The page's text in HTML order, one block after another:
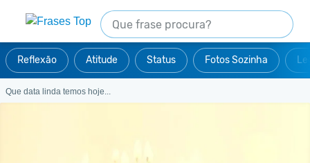
Reflexão Atitude Status Fotos Sozinha
Que data linda temos hoje...